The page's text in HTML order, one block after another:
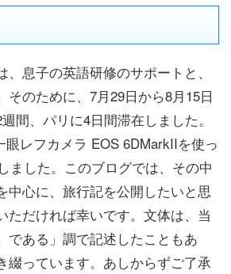
息子の英語研修のサポートと、
そのために、7月29日から8月15日
間、パリに4日間滞在しました。
眼レフカメラ EOS 6DMarkIIを使っ
ました。このブログでは、その中
中心に、旅行記を公開したいと思
ただければ幸いです。文体は、当
である」調で記述したこともあ
綴っています。あしからずご了承